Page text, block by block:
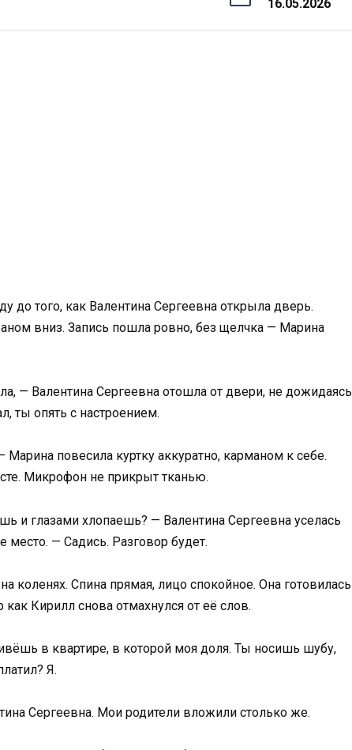
16.05.2026
до того, как Валентина Сергеевна открыла дверь.
вниз. Запись пошла ровно, без щелчка — Марина
— Валентина Сергеевна отошла от двери, не дожидаясь
ты опять с настроением.
повесила куртку аккуратно, карманом к себе.
Микрофон не прикрыт тканью.
и глазами хлопаешь? — Валентина Сергеевна уселась
место. — Садись. Разговор будет.
коленях. Спина прямая, лицо спокойное. Она готовилась
Кирилл снова отмахнулся от её слов.
в квартире, в которой моя доля. Ты носишь шубу,
Я.
Сергеевна. Мои родители вложили столько же.